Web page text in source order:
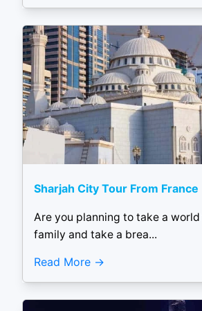
Sharjah City Tour From France
Are you planning to take a
family and take a brea...
Read More